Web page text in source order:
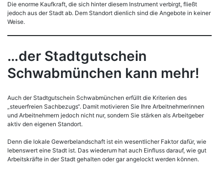
Die enorme Kaufkraft, die sich hinter diesem Instrument verbirgt, fließt
jedoch aus der Stadt ab. Dem Standort dienlich sind die Angebote in keiner
Weise.
…der Stadtgutschein
Schwabmünchen kann mehr!
Auch der Stadtgutschein Schwabmünchen erfüllt die Kriterien des
„steuerfreien Sachbezugs“. Damit motivieren Sie Ihre Arbeitnehmerinnen
und Arbeitnehmern jedoch nicht nur, sondern Sie stärken als Arbeitgeber
aktiv den eigenen Standort.
Denn die lokale Gewerbelandschaft ist ein wesentlicher Faktor dafür, wie
lebenswert eine Stadt ist. Das wiederum hat auch Einfluss darauf, wie gut
Arbeitskräfte in der Stadt gehalten oder gar angelockt werden können.